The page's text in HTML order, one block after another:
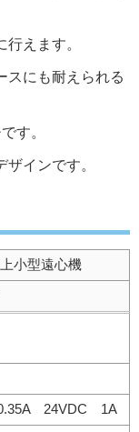
えます。
スにも耐えられる
す。
インです。
小型遠心機
24VDC 1A